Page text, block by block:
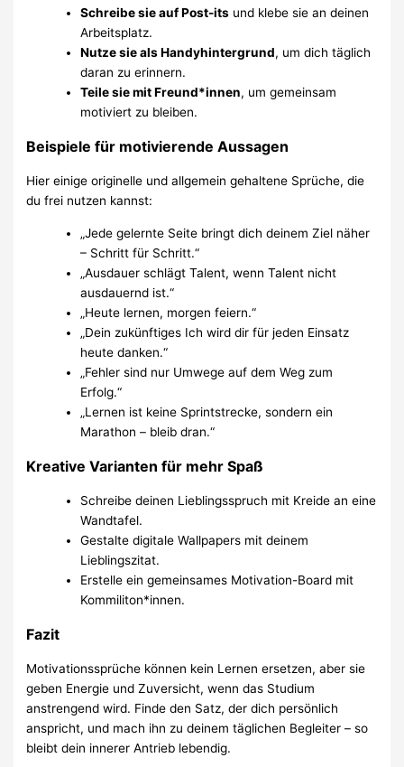
Schreibe sie auf Post-its und klebe sie an deinen
Arbeitsplatz.
Nutze sie als Handyhintergrund, um dich täglich
daran zu erinnern.
Teile sie mit Freund*innen, um gemeinsam
motiviert zu bleiben.
Beispiele für motivierende Aussagen
Hier einige originelle und allgemein gehaltene Sprüche, die
du frei nutzen kannst:
„Jede gelernte Seite bringt dich deinem Ziel näher
– Schritt für Schritt.“
„Ausdauer schlägt Talent, wenn Talent nicht
ausdauernd ist.“
„Heute lernen, morgen feiern.“
„Dein zukünftiges Ich wird dir für jeden Einsatz
heute danken.“
„Fehler sind nur Umwege auf dem Weg zum
Erfolg.“
„Lernen ist keine Sprintstrecke, sondern ein
Marathon – bleib dran.“
Kreative Varianten für mehr Spaß
Schreibe deinen Lieblingsspruch mit Kreide an eine
Wandtafel.
Gestalte digitale Wallpapers mit deinem
Lieblingszitat.
Erstelle ein gemeinsames Motivation-Board mit
Kommiliton*innen.
Fazit
Motivationssprüche können kein Lernen ersetzen, aber sie
geben Energie und Zuversicht, wenn das Studium
anstrengend wird. Finde den Satz, der dich persönlich
anspricht, und mach ihn zu deinem täglichen Begleiter – so
bleibt dein innerer Antrieb lebendig.